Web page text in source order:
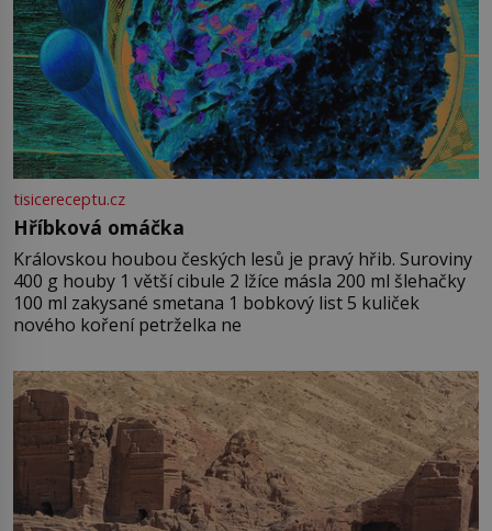
tisicereceptu.cz
Hříbková omáčka
Královskou houbou českých lesů je pravý hřib. Suroviny
400 g houby 1 větší cibule 2 lžíce másla 200 ml šlehačky
100 ml zakysané smetana 1 bobkový list 5 kuliček
nového koření petrželka ne